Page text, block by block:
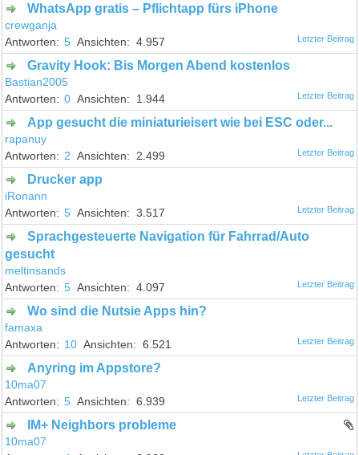
WhatsApp gratis – Pflichtapp fürs iPhone
crewganja
5
4.957
Gravity Hook: Bis Morgen Abend kostenlos
Bastian2005
0
1.944
App gesucht die miniaturieisert wie bei ESC oder...
rapanuy
2
2.499
Drucker app
iRonann
5
3.517
Sprachgesteuerte Navigation für Fahrrad/Auto
gesucht
meltinsands
5
4.097
Wo sind die Nutsie Apps hin?
famaxa
10
6.521
Anyring im Appstore?
10ma07
5
6.939
IM+ Neighbors probleme
10ma07